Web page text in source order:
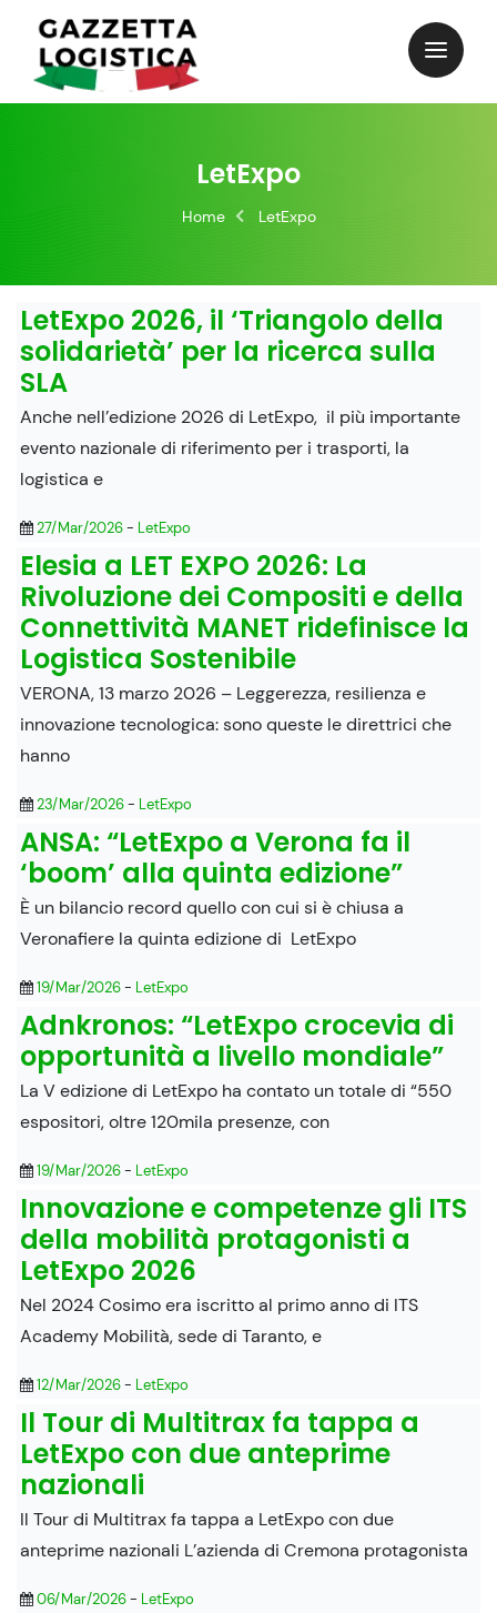
content
LetExpo
Home LetExpo
LetExpo 2026, il ‘Triangolo della
solidarietà’ per la ricerca sulla
SLA
Anche nell’edizione 2026 di LetExpo, il più importante
evento nazionale di riferimento per i trasporti, la
logistica e
27/Mar/2026- LetExpo
Elesia a LET EXPO 2026: La
Rivoluzione dei Compositi e della
Connettività MANET ridefinisce la
Logistica Sostenibile
VERONA, 13 marzo 2026 – Leggerezza, resilienza e
innovazione tecnologica: sono queste le direttrici che
hanno
23/Mar/2026- LetExpo
ANSA: “LetExpo a Verona fa il
‘boom’ alla quinta edizione”
È un bilancio record quello con cui si è chiusa a
Veronafiere la quinta edizione di LetExpo
19/Mar/2026- LetExpo
Adnkronos: “LetExpo crocevia di
opportunità a livello mondiale”
La V edizione di LetExpo ha contato un totale di “550
espositori, oltre 120mila presenze, con
19/Mar/2026- LetExpo
Innovazione e competenze gli ITS
della mobilità protagonisti a
LetExpo 2026
Nel 2024 Cosimo era iscritto al primo anno di ITS
Academy Mobilità, sede di Taranto, e
12/Mar/2026- LetExpo
Il Tour di Multitrax fa tappa a
LetExpo con due anteprime
nazionali
Il Tour di Multitrax fa tappa a LetExpo con due
anteprime nazionali L’azienda di Cremona protagonista
06/Mar/2026- LetExpo